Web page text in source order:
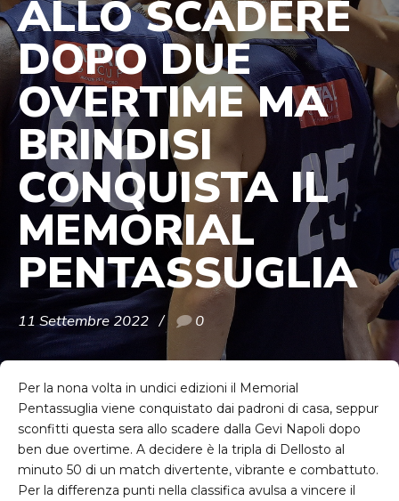
ALLO SCADERE
DOPO DUE
OVERTIME MA
BRINDISI
CONQUISTA IL
MEMORIAL
PENTASSUGLIA
11 Settembre 2022 0
Per la nona volta in undici edizioni il Memorial
Pentassuglia viene conquistato dai padroni di casa, seppur
sconfitti questa sera allo scadere dalla Gevi Napoli dopo
ben due overtime. A decidere è la tripla di Dellosto al
minuto 50 di un match divertente, vibrante e combattuto.
Per la differenza punti nella classifica avulsa a vincere il